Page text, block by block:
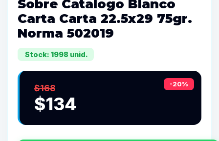
Sobre Catalogo Blanco
Carta Carta 22.5x29 75gr.
Norma 502019
Stock: 1998 unid.
-20%
$168
$134